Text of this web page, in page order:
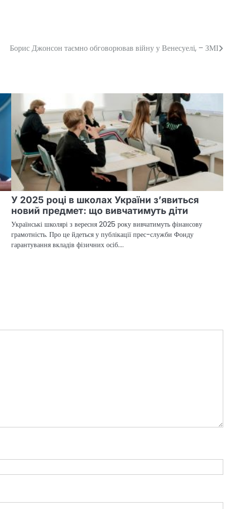
Борис Джонсон таємно обговорював війну у Венесуелі, – ЗМІ
У 2025 році в школах України з’явиться
новий предмет: що вивчатимуть діти
Українські школярі з вересня 2025 року вивчатимуть фінансову
грамотність. Про це йдеться у публікації прес-служби Фонду
гарантування вкладів фізичних осіб.…